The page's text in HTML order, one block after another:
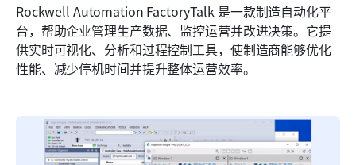
Rockwell Automation FactoryTalk 是一款制造自动化平
台，帮助企业管理生产数据、监控运营并改进决策。它提
供实时可视化、分析和过程控制工具，使制造商能够优化
性能、减少停机时间并提升整体运营效率。